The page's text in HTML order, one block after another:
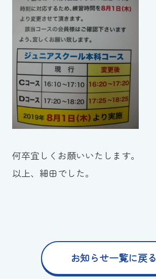
何卒宜しくお願いいたします。
以上、細田でした。
お知らせ一覧に戻る